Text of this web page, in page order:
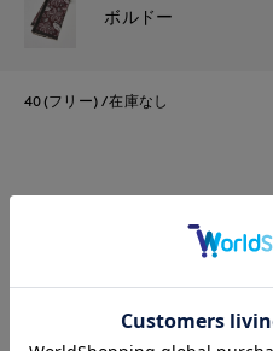
ボルドー
40(フリー) 在庫なし